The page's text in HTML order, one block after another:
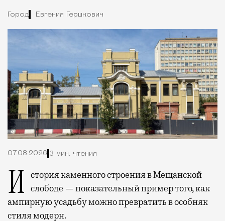
Город Евгения Гершкович
07.08.2026 3 мин. чтения
История каменного строения в Мещанской слободе — показательный пример того, как
ампирную усадьбу можно превратить в особняк
стиля модерн.